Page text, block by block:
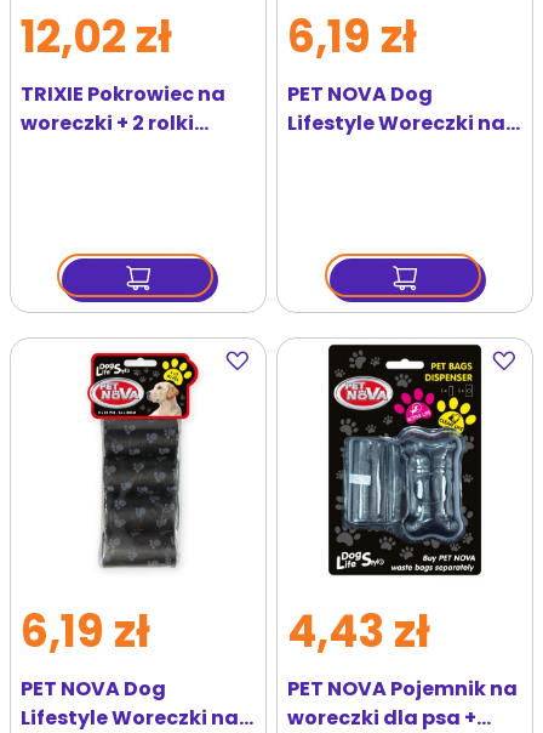
TRIXIE Pokrowiec na
woreczki + 2 rolki
12,02 zł
PET NOVA Dog
Lifestyle Woreczki na
6,19 zł
Dodaj
do
PET NOVA Dog
Lifestyle Woreczki na
6,19 zł
Dodaj
do
PET NOVA Pojemnik na
woreczki dla psa +
4,43 zł